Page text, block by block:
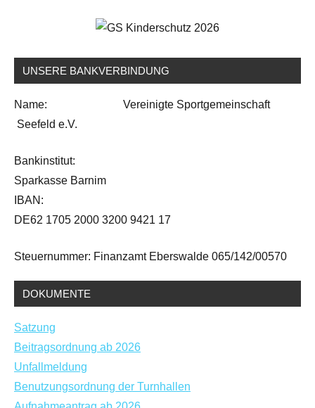
UNSERE BANKVERBINDUNG
Name: Vereinigte Sportgemeinschaft
Seefeld e.V.
Bankinstitut:
Sparkasse Barnim
IBAN:
DE62 1705 2000 3200 9421 17
Steuernummer: Finanzamt Eberswalde 065/142/00570
DOKUMENTE
Satzung
Beitragsordnung ab 2026
Unfallmeldung
Benutzungsordnung der Turnhallen